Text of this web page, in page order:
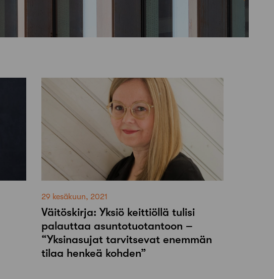
29 kesäkuun, 2021
Väitöskirja: Yksiö keittiöllä tulisi
palauttaa asuntotuotantoon –
“Yksinasujat tarvitsevat enemmän
tilaa henkeä kohden”